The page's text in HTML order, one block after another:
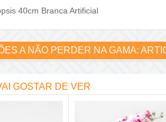
40cm Branca Artificial
A NÃO PERDER NA GAMA:
GOSTAR DE VER